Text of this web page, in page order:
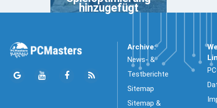
hinzugefügt
Archive:
News- &
Testberichte
Sitemap
Sitemap &